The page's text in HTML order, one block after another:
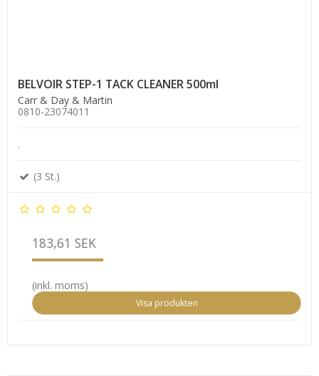
BELVOIR STEP-1 TACK CLEANER 500ml
Carr & Day & Martin
0810-23074011
.
(3 St.)
183,61 SEK
(inkl. moms)
Visa produkten